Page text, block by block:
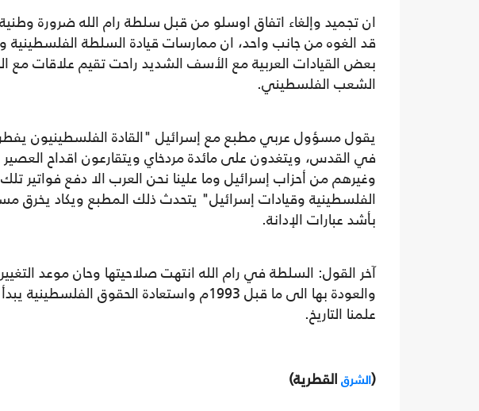
ان تجميد وإلغاء اتفاق اوسلو من قبل سلطة رام الله ضرورة
قد الغوه من جانب واحد، ان ممارسات قيادة السلطة الفلسطينية
بعض القيادات العربية مع الأسف الشديد راحت تقيم علاقات مع
الشعب الفلسطيني.
يقول مسؤول عربي مطبع مع إسرائيل "القادة الفلسطينيون
في القدس، ويتغدون على مائدة مردخاي ويتقارعون اقداح
وغيرهم من أحزاب إسرائيل وما علينا نحن العرب الا دفع فواتير تلك
الفلسطينية وقيادات إسرائيل" يتحدث ذلك المطبع ويكاد يخرق
بأشد عبارات الإدانة.
آخر القول: السلطة في رام الله انتهت صلاحيتها وحان موعد
والعودة بها الى ما قبل 1993م واستعادة الحقوق
علمنا التاريخ.
(الشرق القطرية)